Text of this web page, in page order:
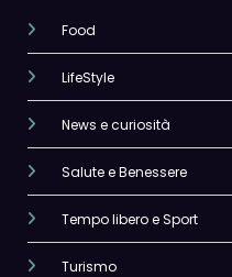
Food
LifeStyle
News e curiosità
Salute e Benessere
Tempo libero e Sport
Turismo